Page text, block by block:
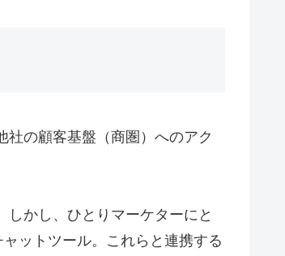
の顧客基盤（商圏）へのアク
かし、ひとりマーケターにと
ットツール。これらと連携する